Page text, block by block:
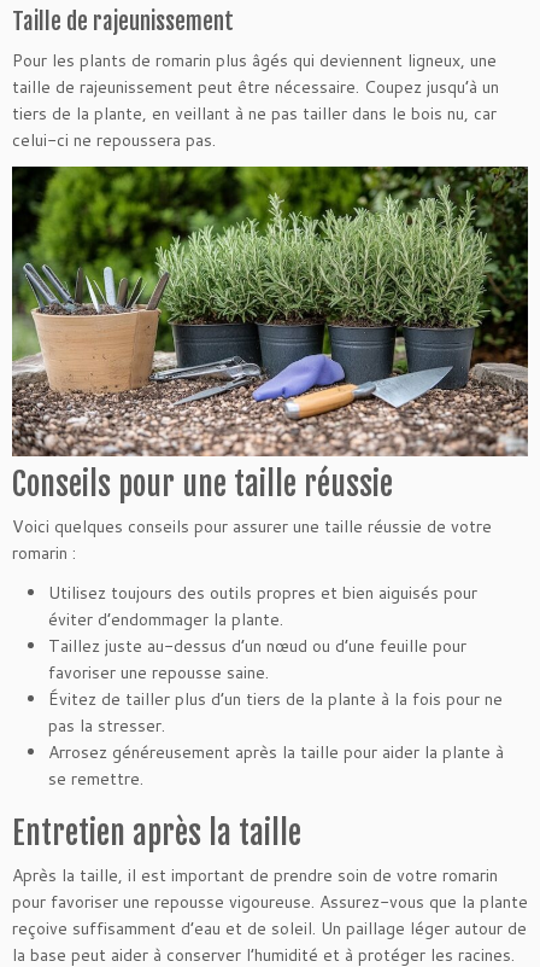
Taille de rajeunissement
Pour les plants de romarin plus âgés qui deviennent ligneux, une
taille de rajeunissement peut être nécessaire. Coupez jusqu’à un
tiers de la plante, en veillant à ne pas tailler dans le bois nu, car
celui-ci ne repoussera pas.
Conseils pour une taille réussie
Voici quelques conseils pour assurer une taille réussie de votre
romarin :
Utilisez toujours des outils propres et bien aiguisés pour
éviter d’endommager la plante.
Taillez juste au-dessus d’un nœud ou d’une feuille pour
favoriser une repousse saine.
Évitez de tailler plus d’un tiers de la plante à la fois pour ne
pas la stresser.
Arrosez généreusement après la taille pour aider la plante à
se remettre.
Entretien après la taille
Après la taille, il est important de prendre soin de votre romarin
pour favoriser une repousse vigoureuse. Assurez-vous que la plante
reçoive suffisamment d’eau et de soleil. Un paillage léger autour de
la base peut aider à conserver l’humidité et à protéger les racines.